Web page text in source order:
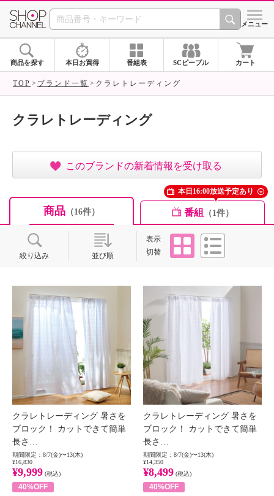
SHOP CHANNEL ショッ
メニュー
商品を探す 本日お買得 番組表 SCピープル カート
TOP ブランド一覧 クラレトレーディング
クラレトレーディング
このブランドの新着情報を受け取る
商品 （16件） 番組 （1件）
本日16:00放送予定あり
絞り込み 並び順
表示
切替
タイル
クラレトレーディング 暑さを
ブロック！ カットできて簡単
長さ…
期間限定：8/7(金)〜13(木)
¥16,830
¥9,999 (税込)
40%OFF
クラレトレーディング 暑さを
ブロック！ カットできて簡単
長さ…
期間限定：8/7(金)〜13(木)
¥14,350
¥8,499 (税込)
40%OFF